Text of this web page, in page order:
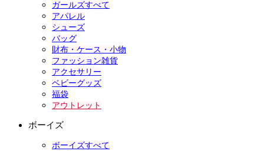
ガールズすべて
アパレル
シューズ
バッグ
財布・ケース・小物
ファッション雑貨
アクセサリー
ベビーグッズ
福袋
アウトレット
ボーイズ
ボーイズすべて